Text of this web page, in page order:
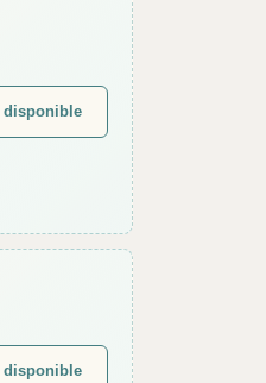
disponible
disponible